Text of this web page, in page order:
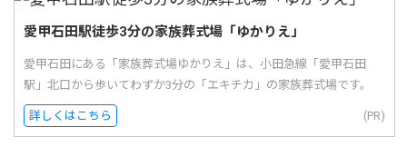
愛甲石田駅徒歩3分の家族葬式場「ゆかりえ」
愛甲石田にある「家族葬式場ゆかりえ」は、小田急線「愛甲石田
駅」北口から歩いてわずか3分の「エキチカ」の家族葬式場です。
詳しくはこちら (PR)